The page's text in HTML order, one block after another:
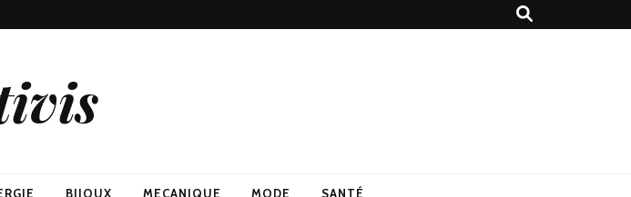
BIJOUX MECANIQUE MODE SANTÉ